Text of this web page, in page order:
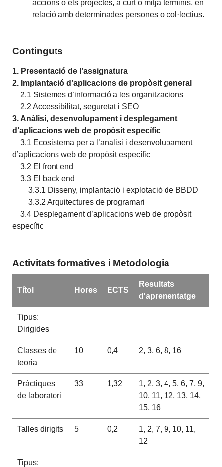
accions o els projectes, a curt o mitjà terminis, en
relació amb determinades persones o col·lectius.
Continguts
1. Presentació de l’assignatura
2. Implantació d’aplicacions de propòsit general
2.1 Sistemes d’informació a les organitzacions
2.2 Accessibilitat, seguretat i SEO
3. Anàlisi, desenvolupament i desplegament
d’aplicacions web de propòsit específic
3.1 Ecosistema per a l’anàlisi i desenvolupament
d’aplicacions web de propòsit específic
3.2 El front end
3.3 El back end
3.3.1 Disseny, implantació i explotació de BBDD
3.3.2 Arquitectures de programari
3.4 Desplegament d’aplicacions web de propòsit
específic
Activitats formatives i Metodologia
Títol Hores ECTS
Resultats
d'aprenentatge
Tipus:
Dirigides
Classes de
teoria
10 0,4 2, 3, 6, 8, 16
Pràctiques
de laboratori
33 1,32
1, 2, 3, 4, 5, 6, 7, 9,
10, 11, 12, 13, 14,
15, 16
Talles dirigits 5 0,2
1, 2, 7, 9, 10, 11,
12
Tipus: